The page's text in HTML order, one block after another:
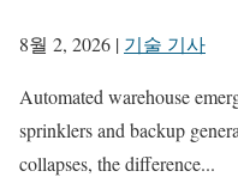
8월 2, 2026 | 기술 기사
Automated warehouse
sprinklers and backup
collapses, the difference...